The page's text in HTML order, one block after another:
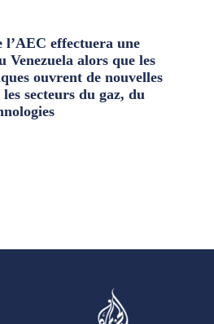
l’AEC effectuera une
Venezuela alors que les
ouvrent de nouvelles
secteurs du gaz, du